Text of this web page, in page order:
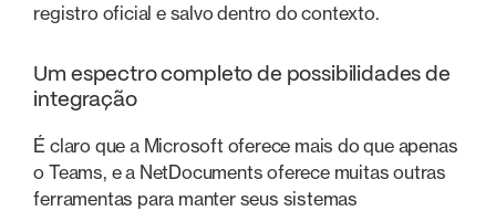
registro oficial e salvo dentro do contexto.
Um espectro completo de possibilidades de
integração
É claro que a Microsoft oferece mais do que apenas
o Teams, e a NetDocuments oferece muitas outras
ferramentas para manter seus sistemas